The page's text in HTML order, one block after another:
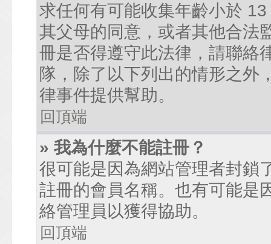
求任何有可能收集年齡小於
其父母的同意，或者其他合法
冊是否得遵守此法律，請聯絡
隊，除了以下列出的情形之外
律事件提供幫助。
回頂端
» 我為什麼不能註冊？
很可能是因為網站管理者封鎖
註冊的會員名稱。也有可能是
絡管理員以獲得協助。
回頂端